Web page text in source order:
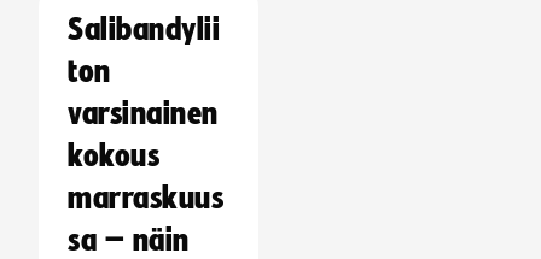
Salibandylii
ton
varsinainen
kokous
marraskuus
sa – näin